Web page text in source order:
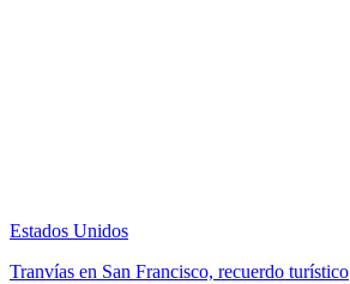
Estados Unidos
Tranvías en San Francisco, recuerdo turístico